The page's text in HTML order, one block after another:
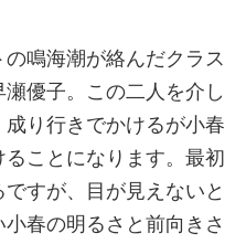
鳴海潮が絡んだクラス
優子。この二人を介し
り行きでかけるが小春
ことになります。最初
すが、目が見えないと
春の明るさと前向きさ